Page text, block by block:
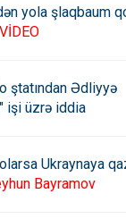
yola şlaqbaum
VİDEO
ştatından Ədliyyə
işi üzrə iddia
Ukraynaya
Bayramov